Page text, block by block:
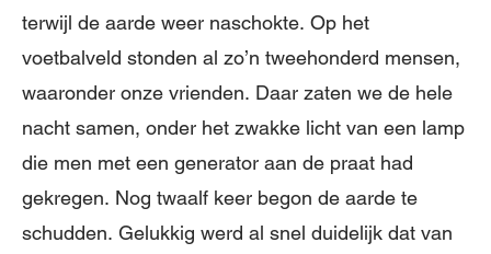
terwijl de aarde weer naschokte. Op het
voetbalveld stonden al zo’n tweehonderd mensen,
waaronder onze vrienden. Daar zaten we de hele
nacht samen, onder het zwakke licht van een lamp
die men met een generator aan de praat had
gekregen. Nog twaalf keer begon de aarde te
schudden. Gelukkig werd al snel duidelijk dat van